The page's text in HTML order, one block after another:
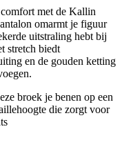
met de Kallin
omarmt je figuur
uitstraling hebt bij
stretch biedt
en de gouden ketting
broek je benen op een
die zorgt voor